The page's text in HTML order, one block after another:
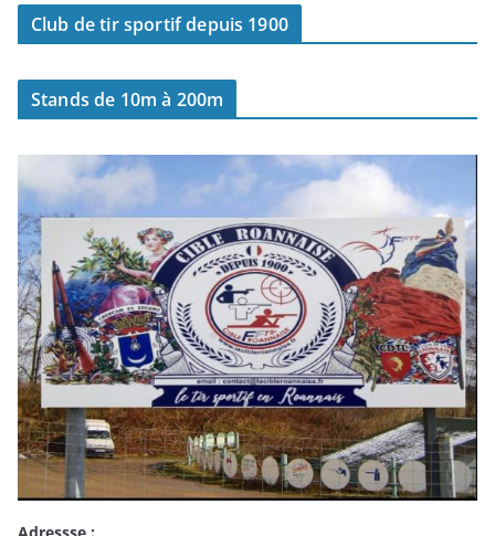
Club de tir sportif depuis 1900
Stands de 10m à 200m
Adressse :